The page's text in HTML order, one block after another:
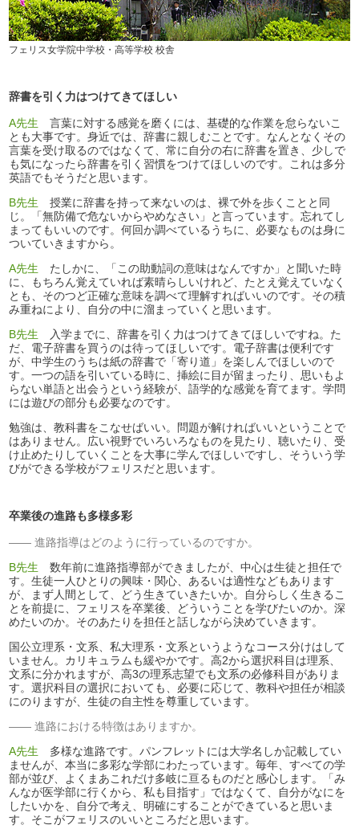
フェリス女学院中学校・高等学校 校舎
辞書を引く力はつけてきてほしい
A先生 言葉に対する感覚を磨くには、基礎的な作業を怠らないこ
とも大事です。身近では、辞書に親しむことです。なんとなくその
言葉を受け取るのではなくて、常に自分の右に辞書を置き、少しで
も気になったら辞書を引く習慣をつけてほしいのです。これは多分
英語でもそうだと思います。
B先生 授業に辞書を持って来ないのは、裸で外を歩くことと同
じ。「無防備で危ないからやめなさい」と言っています。忘れてし
まってもいいのです。何回か調べているうちに、必要なものは身に
ついていきますから。
A先生 たしかに、「この助動詞の意味はなんですか」と聞いた時
に、もちろん覚えていれば素晴らしいけれど、たとえ覚えていなく
とも、そのつど正確な意味を調べて理解すればいいのです。その積
み重ねにより、自分の中に溜まっていくと思います。
B先生 入学までに、辞書を引く力はつけてきてほしいですね。た
だ、電子辞書を買うのは待ってほしいです。電子辞書は便利です
が、中学生のうちは紙の辞書で「寄り道」を楽しんでほしいので
す。一つの語を引いている時に、挿絵に目が留まったり、思いもよ
らない単語と出会うという経験が、語学的な感覚を育てます。学問
には遊びの部分も必要なのです。
勉強は、教科書をこなせばいい。問題が解ければいいということで
はありません。広い視野でいろいろなものを見たり、聴いたり、受
け止めたりしていくことを大事に学んでほしいですし、そういう学
びができる学校がフェリスだと思います。
卒業後の進路も多様多彩
進路指導はどのように行っているのですか。
B先生 数年前に進路指導部ができましたが、中心は生徒と担任で
す。生徒一人ひとりの興味・関心、あるいは適性などもあります
が、まず人間として、どう生きていきたいか。自分らしく生きるこ
とを前提に、フェリスを卒業後、どういうことを学びたいのか。深
めたいのか。そのあたりを担任と話しながら決めていきます。
国公立理系・文系、私大理系・文系というようなコース分けはして
いません。カリキュラムも緩やかです。高2から選択科目は理系、
文系に分かれますが、高3の理系志望でも文系の必修科目がありま
す。選択科目の選択においても、必要に応じて、教科や担任が相談
にのりますが、生徒の自主性を尊重しています。
進路における特徴はありますか。
A先生 多様な進路です。パンフレットには大学名しか記載してい
ませんが、本当に多彩な学部にわたっています。毎年、すべての学
部が並び、よくまあこれだけ多岐に亘るものだと感心します。「み
んなが医学部に行くから、私も目指す」ではなくて、自分がなにを
したいかを、自分で考え、明確にすることができていると思いま
す。そこがフェリスのいいところだと思います。